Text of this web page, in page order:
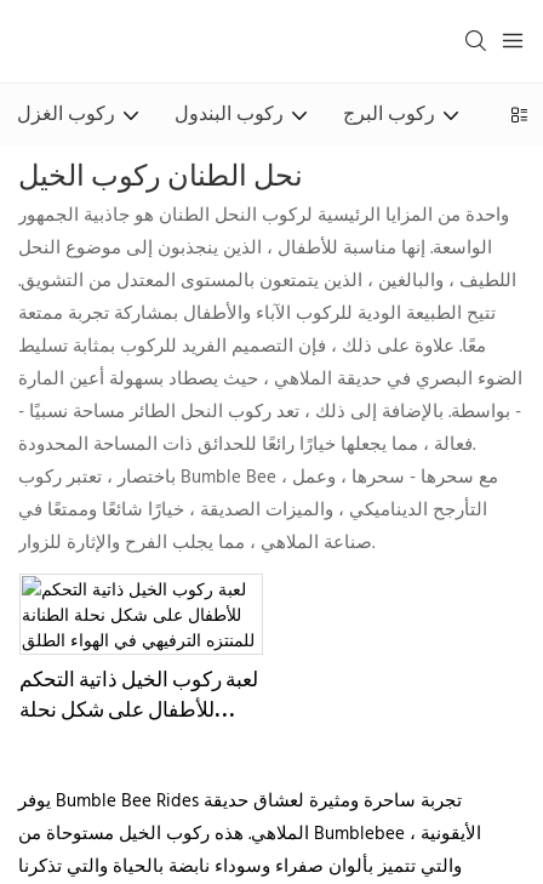
ركوب الغزل ركوب البندول ركوب البرج
نحل الطنان ركوب الخيل
واحدة من المزايا الرئيسية لركوب النحل الطنان هو جاذبية الجمهور
الواسعة. إنها مناسبة للأطفال ، الذين ينجذبون إلى موضوع النحل
اللطيف ، والبالغين ، الذين يتمتعون بالمستوى المعتدل من التشويق.
تتيح الطبيعة الودية للركوب الآباء والأطفال بمشاركة تجربة ممتعة
معًا. علاوة على ذلك ، فإن التصميم الفريد للركوب بمثابة تسليط
الضوء البصري في حديقة الملاهي ، حيث يصطاد بسهولة أعين المارة
- بواسطة. بالإضافة إلى ذلك ، تعد ركوب النحل الطائر مساحة نسبيًا -
فعالة ، مما يجعلها خيارًا رائعًا للحدائق ذات المساحة المحدودة.
باختصار ، تعتبر ركوب Bumble Bee ، مع سحرها - سحرها ، وعمل
التأرجح الديناميكي ، والميزات الصديقة ، خيارًا شائعًا وممتعًا في
صناعة الملاهي ، مما يجلب الفرح والإثارة للزوار.
لعبة ركوب الخيل ذاتية التحكم
للأطفال على شكل نحلة
يوفر Bumble Bee Rides تجربة ساحرة ومثيرة لعشاق حديقة
الملاهي. هذه ركوب الخيل مستوحاة من Bumblebee الأيقونية ،
والتي تتميز بألوان صفراء وسوداء نابضة بالحياة والتي تذكرنا